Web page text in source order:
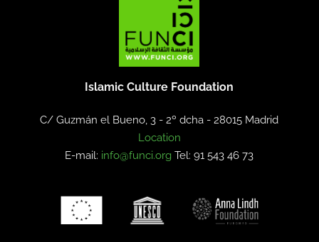
Islamic Culture Foundation
C/ Guzmán el Bueno, 3 - 2º dcha -28015 Madrid
Location
E-mail: info@funci.org Tel: 91 543 46 73